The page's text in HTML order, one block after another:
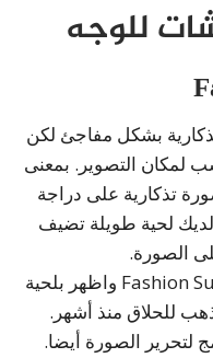
للوجه
بشكل مفاجئ لكن
لمكان التصوير. بمعنى
تذكارية على دراجة
لحية طويلة تضيف
الصورة.
فقط استخدم فلتر Fashion Sunglasses واظهر بلحية
للحلاق منذ أشهر.
لتحرير الصورة أيضا.